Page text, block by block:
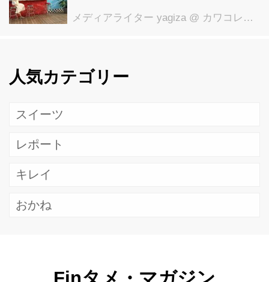
メディアライター yagiza @ カワコレメディア編集部
人気カテゴリー
スイーツ
レポート
キレイ
おかね